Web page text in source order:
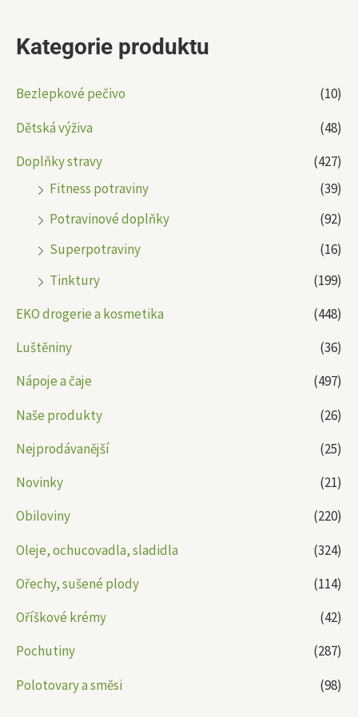
Kategorie produktu
Bezlepkové pečivo
(10)
Dětská výživa
(48)
Doplňky stravy
(427)
Fitness potraviny
(39)
Potravinové doplňky
(92)
Superpotraviny
(16)
Tinktury
(199)
EKO drogerie a kosmetika
(448)
Luštěniny
(36)
Nápoje a čaje
(497)
Naše produkty
(26)
Nejprodávanější
(25)
Novinky
(21)
Obiloviny
(220)
Oleje, ochucovadla, sladidla
(324)
Ořechy, sušené plody
(114)
Oříškové krémy
(42)
Pochutiny
(287)
Polotovary a směsi
(98)